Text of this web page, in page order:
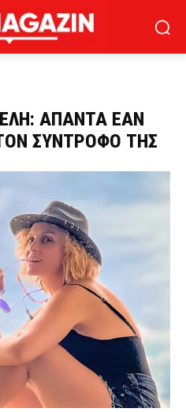
ΑΠΑΝΤΑ ΕΑΝ
ΣΥΝΤΡΟΦΟ ΤΗΣ